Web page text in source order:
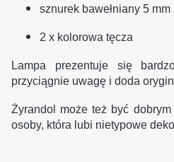
sznurek bawełniany 5
2 x kolorowa tęcza
Lampa prezentuje się
przyciągnie uwagę i doda
Żyrandol może też być
osoby, która lubi nietypowe